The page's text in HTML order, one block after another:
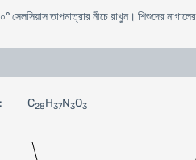
তাপমাত্রার নীচে রাখুন। শিশুদের
C28H37N3O3